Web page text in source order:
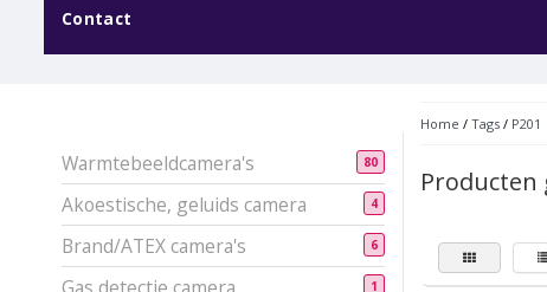
Contact
Warmtebeeldcamera's 80
Akoestische, geluids camera 4
Brand/ATEX camera's 6
1
Home / Tags/ P201
Producten